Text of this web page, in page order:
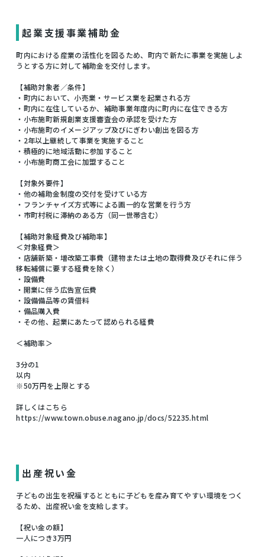
起業支援事業補助金
町内における産業の活性化を図るため、町内で新たに事業を実施しよ
うとする方に対して補助金を交付します。
【補助対象者／条件】
・町内において、小売業・サービス業を起業される方
・町内に在住しているか、補助事業年度内に町内に在住できる方
・小布施町新規創業支援審査会の承認を受けた方
・小布施町のイメージアップ及びにぎわい創出を図る方
・2年以上継続して事業を実施すること
・積極的に地域活動に参加すること
・小布施町商工会に加盟すること
【対象外要件】
・他の補助金制度の交付を受けている方
・フランチャイズ方式等による画一的な営業を行う方
・市町村税に滞納のある方（同一世帯含む）
【補助対象経費及び補助率】
＜対象経費＞
・店舗新築・増改築工事費（建物または土地の取得費及びそれに伴う
移転補償に要する経費を除く）
・設備費
・開業に伴う広告宣伝費
・設備備品等の賃借料
・備品購入費
・その他、起業にあたって認められる経費
＜補助率＞
3分の1
以内
※50万円を上限とする
詳しくはこちら
https://www.town.obuse.nagano.jp/docs/52235.html
出産祝い金
子どもの出生を祝福するとともに子どもを産み育てやすい環境をつく
るため、出産祝い金を支給します。
【祝い金の額】
一人につき3万円